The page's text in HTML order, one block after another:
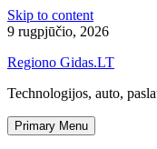
Skip to content
9 rugpjūčio, 2026
Regiono Gidas.LT
Technologijos, auto,
Primary Menu